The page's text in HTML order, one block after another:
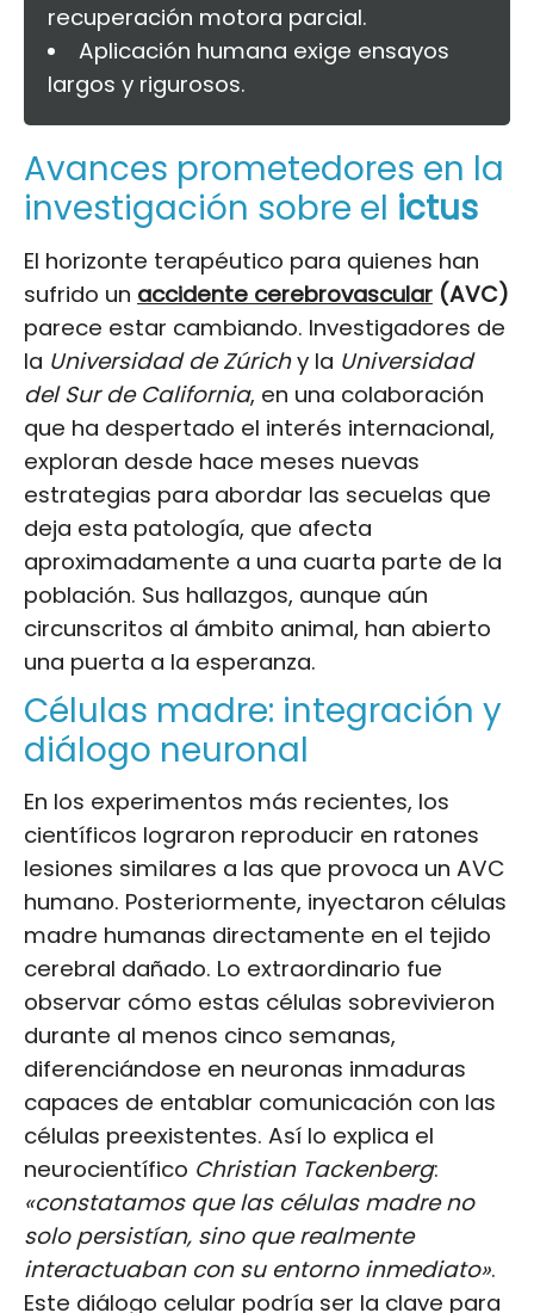
recuperación motora parcial.
Aplicación humana exige ensayos
largos y rigurosos.
Avances prometedores en la
investigación sobre el ictus
El horizonte terapéutico para quienes han
sufrido un accidente cerebrovascular (AVC)
parece estar cambiando. Investigadores de
la Universidad de Zúrichy la Universidad
del Sur de California, en una colaboración
que ha despertado el interés internacional,
exploran desde hace meses nuevas
estrategias para abordar las secuelas que
deja esta patología, que afecta
aproximadamente a una cuarta parte de la
población. Sus hallazgos, aunque aún
circunscritos al ámbito animal, han abierto
una puerta a la esperanza.
Células madre: integración y
diálogo neuronal
En los experimentos más recientes, los
científicos lograron reproducir en ratones
lesiones similares a las que provoca un AVC
humano. Posteriormente, inyectaron células
madre humanas directamente en el tejido
cerebral dañado. Lo extraordinario fue
observar cómo estas células sobrevivieron
durante al menos cinco semanas,
diferenciándose en neuronas inmaduras
capaces de entablar comunicación con las
células preexistentes. Así lo explica el
neurocientífico Christian Tackenberg:
«constatamos que las células madre no
solo persistían, sino que realmente
interactuaban con su entorno inmediato».
Este diálogo celular podría ser la clave para